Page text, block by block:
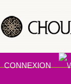
CONNEXION